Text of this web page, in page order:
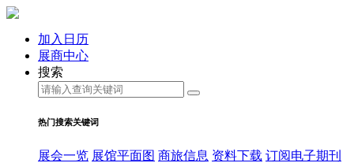
加入日历
展商中心
搜索
热门搜索关键词
展会一览 展馆平面图 商旅信息 资料下载 订阅电子期刊